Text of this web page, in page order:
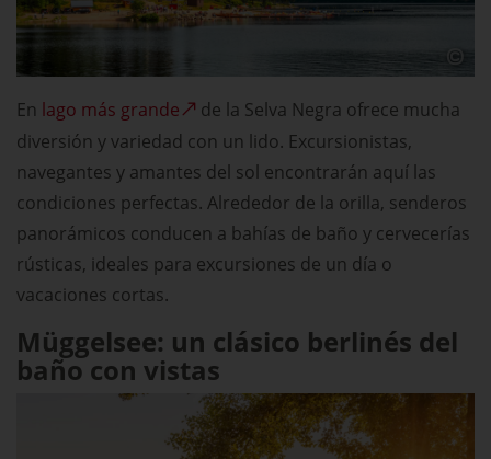
En lago más grande
de la Selva Negra ofrece mucha
diversión y variedad con un lido. Excursionistas,
navegantes y amantes del sol encontrarán aquí las
condiciones perfectas. Alrededor de la orilla, senderos
panorámicos conducen a bahías de baño y cervecerías
rústicas, ideales para excursiones de un día o
vacaciones cortas.
Müggelsee: un clásico berlinés del
baño con vistas